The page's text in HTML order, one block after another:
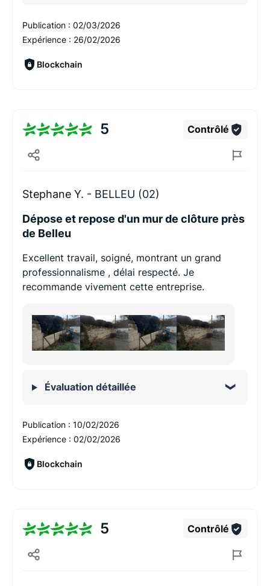
Publication : 02/03/2026
Expérience : 26/02/2026
Blockchain
5 Contrôlé
Stephane Y. - BELLEU (02)
Dépose et repose d'un mur de clôture près
de Belleu
Excellent travail, soigné, montrant un grand
professionnalisme , délai respecté. Je
recommande vivement cette entreprise.
Évaluation détaillée
Publication : 10/02/2026
Expérience : 02/02/2026
Blockchain
5 Contrôlé